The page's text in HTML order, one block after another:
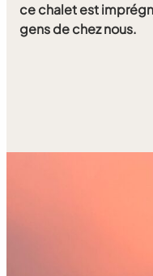
ce chalet est
gens de chez nous.